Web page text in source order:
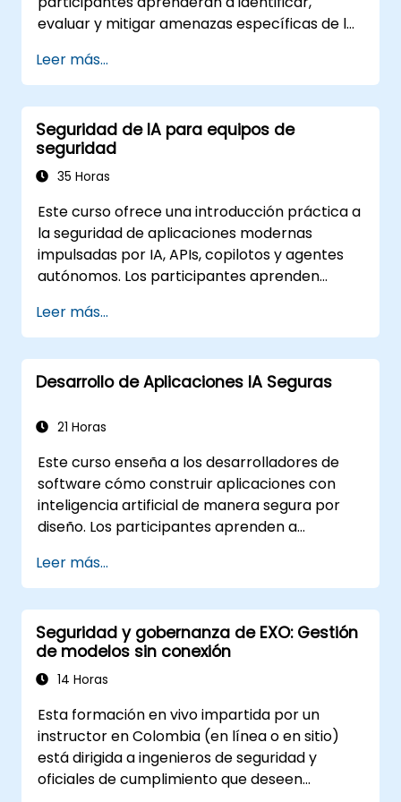
evaluar y mitigar amenazas específicas de la
del mundo real.
Leer más...
Seguridad de IA para equipos de
seguridad
35 Horas
Este curso ofrece una introducción práctica a
la seguridad de aplicaciones modernas
impulsadas por IA, APIs, copilotos y agentes
autónomos. Los participantes aprenden
seguridad web tradicional, exploran
amenazas comunes específicas de IA como
la inyección de prompts, el envenenamiento
de RAG y el abuso de agentes, y entienden
defensas multicapa que incluyen WAFs,
A través de laboratorios prácticos y ejemplos
del mundo real, los estudiantes adquieren las
habilidades para identificar patrones de
ataque de IA, asegurar aplicaciones basadas
en LLM y desplegar defensas eficaces en
Leer más...
Desarrollo de Aplicaciones IA Seguras
21 Horas
Este curso enseña a los desarrolladores de
software cómo construir aplicaciones con
inteligencia artificial de manera segura por
diseño. Los participantes aprenden a
agentes de IA frente a amenazas específicas
como la inyección de prompts, el
envenenamiento de datos, el abuso de
herramientas, la fuga de secretos y el manejo
inseguro de las salidas del modelo. El curso
aborda el diseño seguro de prompts, la
privilegio, los controles de seguridad
(guardrails) y las pruebas de simulación de
ataques (red-teaming), ayudando a los
desarrolladores a crear funciones de IA
Leer más...
Seguridad y gobernanza de EXO: Gestión
de modelos sin conexión
14 Horas
Esta formación en vivo impartida por un
instructor en Colombia (en línea o en sitio)
está dirigida a ingenieros de seguridad y
oficiales de cumplimiento que deseen